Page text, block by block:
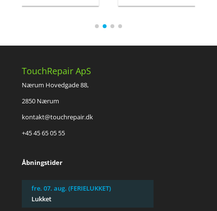
TouchRepair ApS
Nærum Hovedgade 88,
2850 Nærum
kontakt@touchrepair.dk
+45 45 65 05 55
Åbningstider
fre. 07. aug. (FERIELUKKET)
Lukket